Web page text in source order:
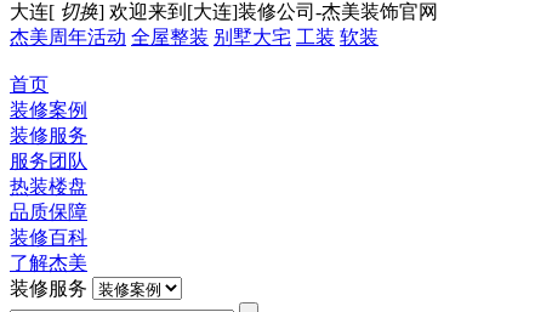
大连[ 切换] 欢迎来到[大连]装修公司-杰美装饰官网
杰美周年活动 全屋整装 别墅大宅 工装 软装
首页
装修案例
装修服务
服务团队
热装楼盘
品质保障
装修百科
了解杰美
装修服务